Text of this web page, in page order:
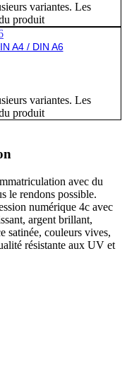
variantes. Les
produit
A4 / DIN A6
variantes. Les
produit
avec du
le rendons possible.
numérique 4c avec
argent brillant,
satinée, couleurs vives,
résistante aux UV et